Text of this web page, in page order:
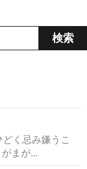
く忌み嫌うこ
まが...